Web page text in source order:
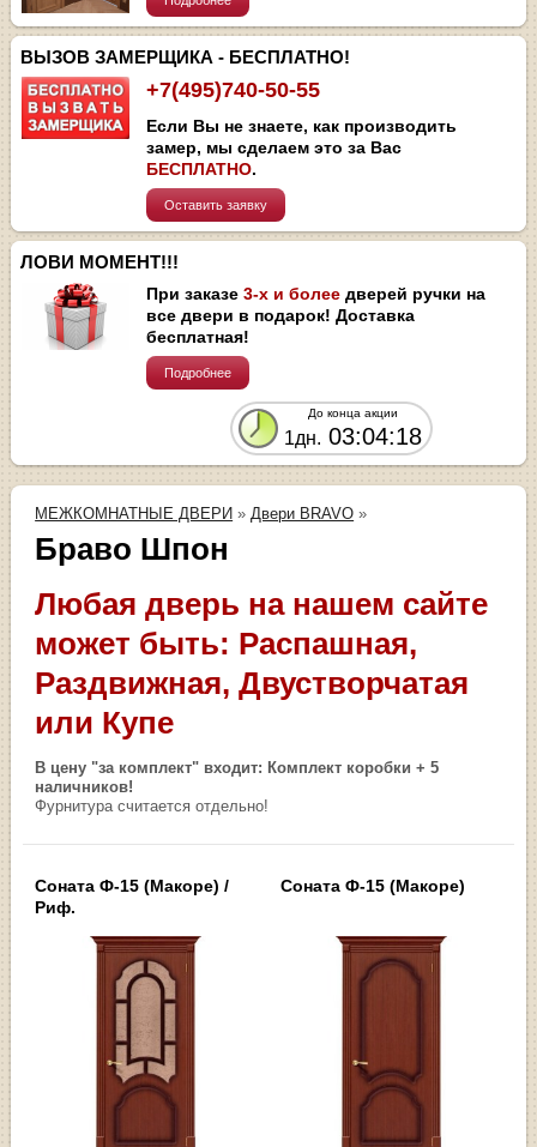
ВЫЗОВ ЗАМЕРЩИКА - БЕСПЛАТНО!
+7(495)740-50-55
Если Вы не знаете, как производить
замер, мы сделаем это за Вас
БЕСПЛАТНО.
Оставить заявку
ЛОВИ МОМЕНТ!!!
При заказе3-х и более дверей ручки на
все двери в подарок! Доставка
бесплатная!
Подробнее
До конца акции
1дн. 03:04:17
МЕЖКОМНАТНЫЕ ДВЕРИ » Двери BRAVO »
Браво Шпон
Любая дверь на нашем сайте
может быть: Распашная,
Раздвижная, Двустворчатая
или Купе
В цену "за комплект" входит: Комплект коробки + 5
наличников!
Фурнитура считается отдельно!
Соната Ф-15 (Макоре) /
Риф.
Соната Ф-15 (Макоре)